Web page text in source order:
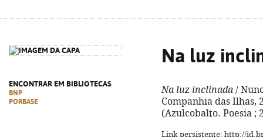
ENCONTRAR EM BIBLIOTECAS
BNP
PORBASE
Na luz
Na luz inclinada /
Companhia das Ilhas,
(Azulcobalto. Poesia ;
Link persistente: http://